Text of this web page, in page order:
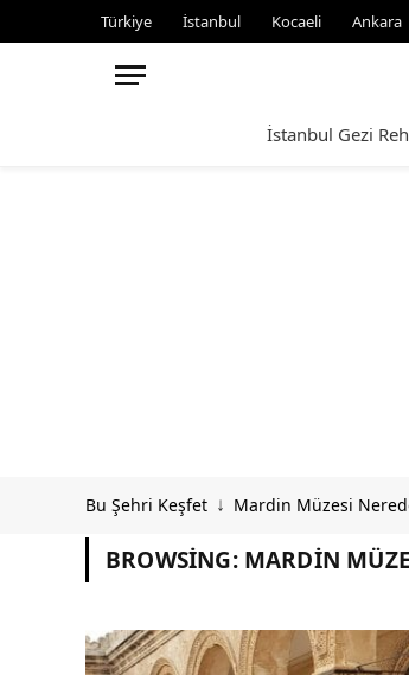
Türkiye İstanbul Kocaeli Ankara
İstanbul Gezi
Bu Şehri Keşfet ↓ Mardin Müzesi
BROWSING: MARDIN